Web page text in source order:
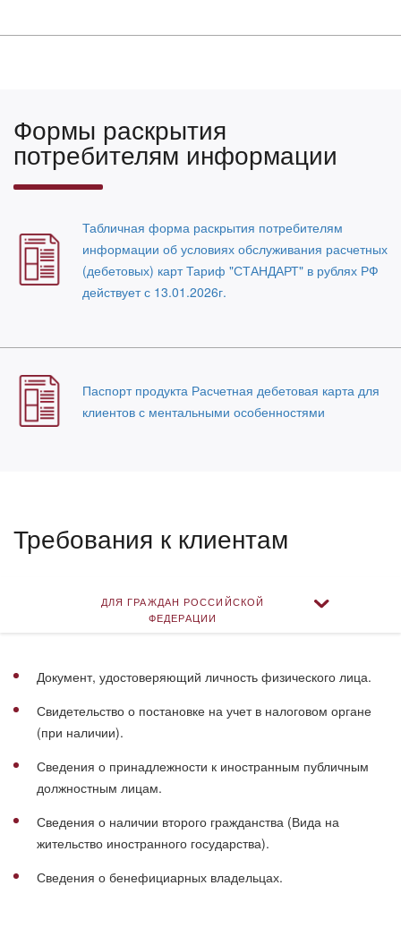
Формы раскрытия
потребителям информации
Табличная форма раскрытия потребителям
информации об условиях обслуживания расчетных
(дебетовых) карт Тариф "СТАНДАРТ" в рублях РФ
действует с 13.01.2026г.
Паспорт продукта Расчетная дебетовая карта для
клиентов с ментальными особенностями
Требования к клиентам
ДЛЯ ГРАЖДАН РОССИЙСКОЙ
ФЕДЕРАЦИИ
ЛИЦ БЕЗ ГРАЖДАНСТВА РФ
Документ, удостоверяющий личность физического лица.
Свидетельство о постановке на учет в налоговом органе
(при наличии).
Сведения о принадлежности к иностранным публичным
должностным лицам.
Сведения о наличии второго гражданства (Вида на
жительство иностранного государства).
Сведения о бенефициарных владельцах.